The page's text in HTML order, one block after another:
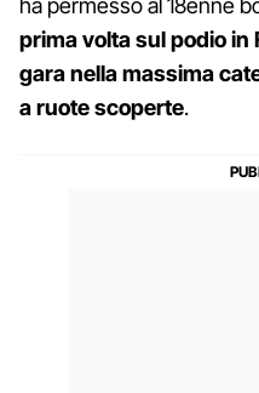
ha permesso al 18enne
prima volta sul podio in
gara nella massima
a ruote scoperte.